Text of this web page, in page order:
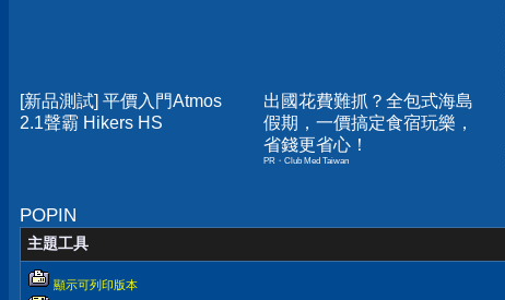
[新品測試] 平價入門Atmos
2.1聲霸 Hikers HS
出國花費難抓？全包式海島
假期，一價搞定食宿玩樂，
省錢更省心！
PR・Club Med Taiwan
POPIN
主題工具
顯示可列印版本